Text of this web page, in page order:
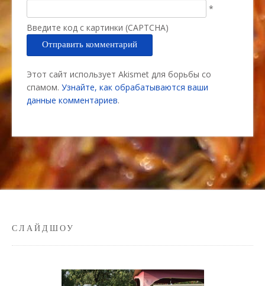
Введите код с картинки (CAPTCHA)
*
Этот сайт использует Akismet для борьбы со
спамом. Узнайте, как обрабатываются ваши
данные комментариев.
СЛАЙДШОУ